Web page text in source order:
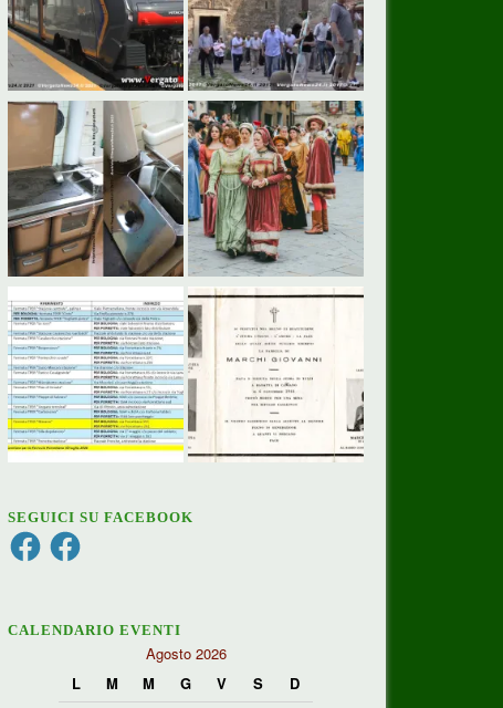
SEGUICI SU FACEBOOK
FacebookFacebook
CALENDARIO EVENTI
Agosto 2026
L
M M G V S
D